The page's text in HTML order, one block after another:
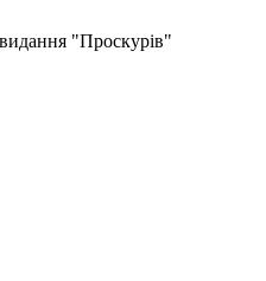
"Проскурів"